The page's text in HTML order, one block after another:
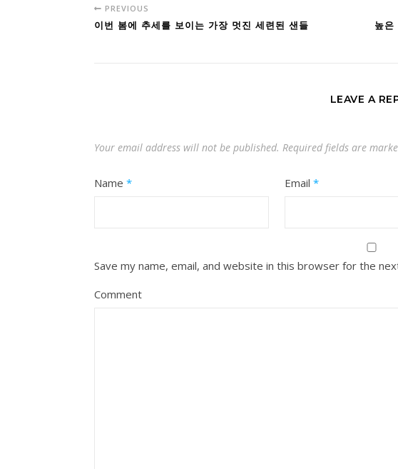
PREVIOUS
이번 봄에 추세를 보이는 가장 멋진 세련된 샌들 높은
LEAVE A
Your email address will not be published. Required fields are
Name * Email *
Save my name, email, and website in this browser for the
Comment